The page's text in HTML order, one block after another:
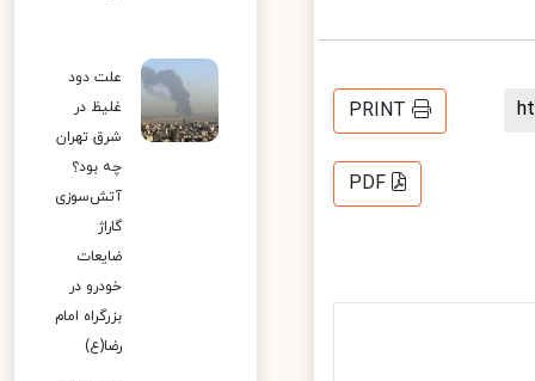
PRINT
PDF
علت دود
غلیظ در
شرق تهران
چه بود؟
آتش‌سوزی
گاراژ
ضایعات
خودرو در
بزرگراه امام
رضا(ع)